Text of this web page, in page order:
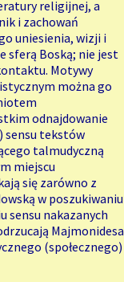
religijnej, a
i zachowań
uniesienia, wizji i
sferą Boską; nie jest
Motywy
można go
odnajdowanie
sensu tekstów
talmudyczną
miejscu
się zarówno z
w poszukiwaniu
sensu nakazanych
Majmonidesa
(społecznego)